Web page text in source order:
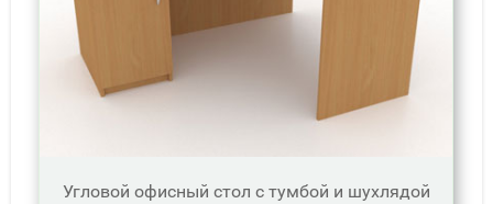
Угловой офисный стол с тумбой и шухлядой